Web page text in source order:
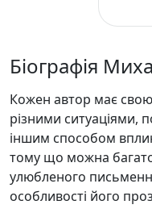
Біографія
Кожен автор має
різними ситуаціями,
іншим способом
тому що можна багато
улюбленого
особливості його